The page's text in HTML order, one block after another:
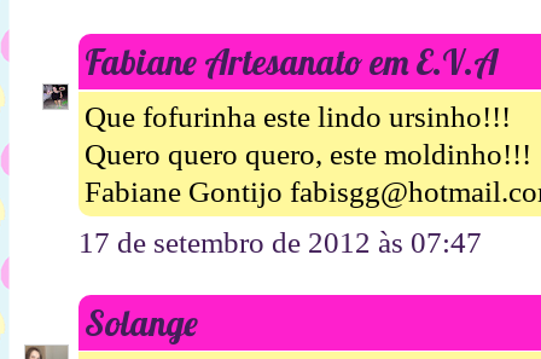
Fabiane Artesanato em E.V.A
Que fofurinha este lindo ursinho!!!
Quero quero quero, este moldinho!!!
Fabiane Gontijo
17 de setembro de 2012 às 07:47
Solange